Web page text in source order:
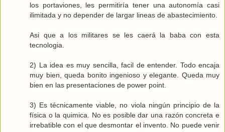
los portaviones, les permitiría tener una autonomía casi
ilimitada y no depender de largar lineas de abastecimiento.
Asi que a los militares se les caerá la baba con esta
tecnologia.
2) La idea es muy sencilla, facil de entender. Todo encaja
muy bien, queda bonito ingenioso y elegante. Queda muy
bien en las presentaciones de power point.
3) Es técnicamente viable, no viola ningún principio de la
física o la quimica. No es posible dar una razón concreta e
irrebatible con el que desmontar el invento. No puede venir